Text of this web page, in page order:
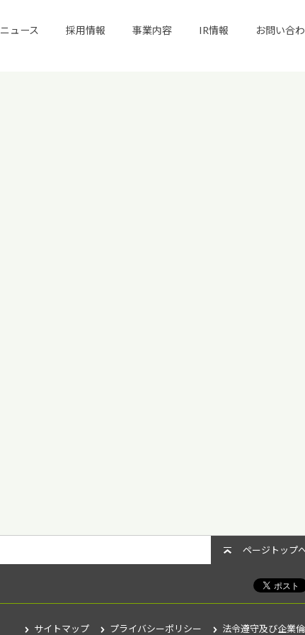
ニュース 採用情報 事業内容 IR情報 お問い合
ページトップ
サイトマップ プライバシーポリシー 法令遵守及び企業